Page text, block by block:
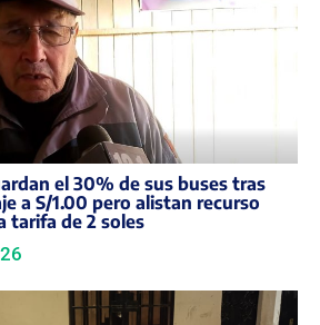
el 30% de sus buses tras
a S/1.00 pero alistan recurso
tarifa de 2 soles